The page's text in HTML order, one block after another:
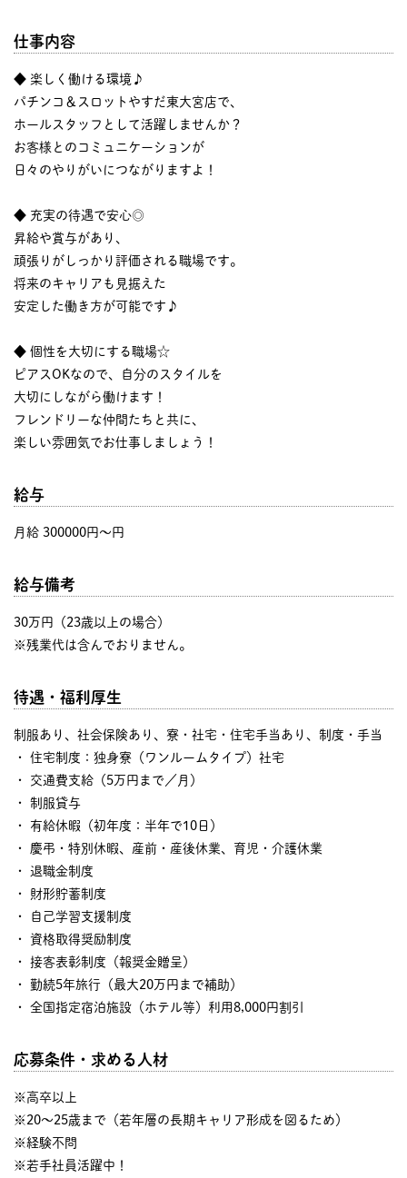
仕事内容
◆ 楽しく働ける環境♪
パチンコ＆スロットやすだ東大宮店で、
ホールスタッフとして活躍しませんか？
お客様とのコミュニケーションが
日々のやりがいにつながりますよ！
◆ 充実の待遇で安心◎
昇給や賞与があり、
頑張りがしっかり評価される職場です。
将来のキャリアも見据えた
安定した働き方が可能です♪
◆ 個性を大切にする職場☆
ピアスOKなので、自分のスタイルを
大切にしながら働けます！
フレンドリーな仲間たちと共に、
楽しい雰囲気でお仕事しましょう！
給与
月給 300000円〜円
給与備考
30万円（23歳以上の場合）
※残業代は含んでおりません。
待遇・福利厚生
制服あり、社会保険あり、寮・社宅・住宅手当あり、制度・手当
・ 住宅制度：独身寮（ワンルームタイプ）社宅
・ 交通費支給（5万円まで／月）
・ 制服貸与
・ 有給休暇（初年度：半年で10日）
・ 慶弔・特別休暇、産前・産後休業、育児・介護休業
・ 退職金制度
・ 財形貯蓄制度
・ 自己学習支援制度
・ 資格取得奨励制度
・ 接客表彰制度（報奨金贈呈）
・ 勤続5年旅行（最大20万円まで補助）
・ 全国指定宿泊施設（ホテル等）利用8,000円割引
応募条件・求める人材
※高卒以上
※20～25歳まで（若年層の長期キャリア形成を図るため）
※経験不問
※若手社員活躍中！